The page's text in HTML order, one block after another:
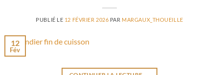
PUBLIÉ LE 12 FÉVRIER 2026 PAR MARGAUX_THOUEILLE
12
Fév